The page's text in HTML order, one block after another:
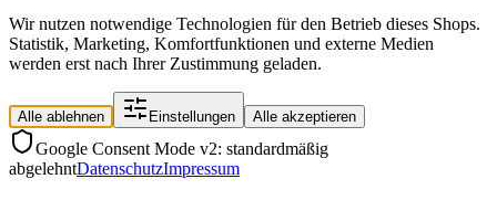
Wir nutzen notwendige Technologien für den Betrieb dieses Shops.
Statistik, Marketing, Komfortfunktionen und externe Medien
werden erst nach Ihrer Zustimmung geladen.
Alle ablehnen Einstellungen Alle akzeptieren
Google Consent Mode v2: standardmäßig
abgelehntDatenschutzImpressum